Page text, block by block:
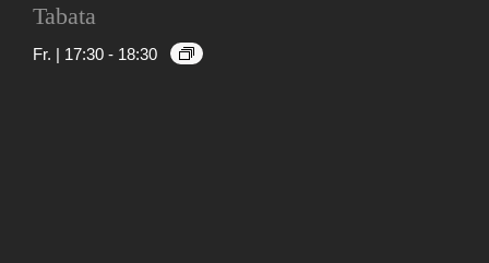
Tabata
Fr. | 17:30 - 18:30